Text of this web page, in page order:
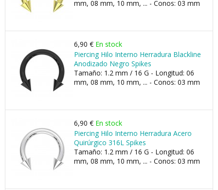
mm, 08 mm, 10 mm, ... - Conos: 03 mm
6,90 € En stock
Piercing Hilo Interno Herradura Blackline
Anodizado Negro Spikes
Tamaño: 1.2 mm / 16 G - Longitud: 06
mm, 08 mm, 10 mm, ... - Conos: 03 mm
6,90 € En stock
Piercing Hilo Interno Herradura Acero
Quirúrgico 316L Spikes
Tamaño: 1.2 mm / 16 G - Longitud: 06
mm, 08 mm, 10 mm, ... - Conos: 03 mm